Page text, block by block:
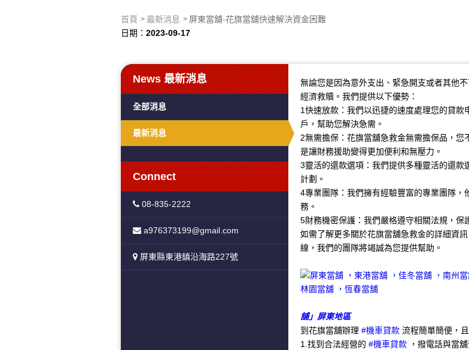
首頁 最新消息
屏東當舖-花旗當舖快速解決資金困難
日期： 2023-09-17
News 最新消息
全部消息
最新消息
Connect
08-835-2222
a976373199@gmail.com
屏東縣東港鎮沿海路227號
無論您是因為意外支出、緊急開支或者其他
經濟救贖。我們提供以下優勢：
1快速放款：我們以迅捷的速度處理您的貸
戶，幫助您解決急需。
2無需擔保：花旗當舖急救金無需擔保品，
是讓財務援助變得更加便利和無壓力。
3靈活的還款選項：我們提供多種靈活的還
計劃。
4專業團隊：我們擁有經驗豐富的專業團隊
務。
5財務機密保護：我們嚴格遵守相關法規，保
如需了解更多關於花旗當舖急救金的詳細資
線，我們的團隊將竭誠為您提供幫助。
舖」屏東地區
到花旗當舖辦理 #機車貸款流程簡單簡便，
1.找到合法經營的 #機車貸款，撥電話與當舖